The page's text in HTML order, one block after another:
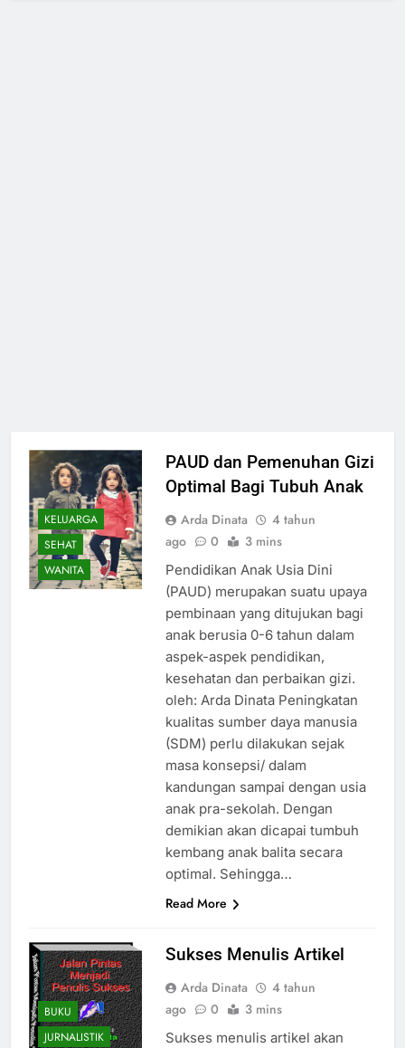
KELUARGA
SEHAT
WANITA
PAUD dan Pemenuhan Gizi
Optimal Bagi Tubuh Anak
Arda Dinata
4 tahun
ago
0 3 mins
Pendidikan Anak Usia Dini
(PAUD) merupakan suatu upaya
pembinaan yang ditujukan bagi
anak berusia 0-6 tahun dalam
aspek-aspek pendidikan,
kesehatan dan perbaikan gizi.
oleh: Arda Dinata Peningkatan
kualitas sumber daya manusia
(SDM) perlu dilakukan sejak
masa konsepsi/ dalam
kandungan sampai dengan usia
anak pra-sekolah. Dengan
demikian akan dicapai tumbuh
kembang anak balita secara
optimal. Sehingga…
Read More
BUKU
JURNALISTIK
Sukses Menulis Artikel
Arda Dinata
4 tahun
ago
0 3 mins
Sukses menulis artikel akan